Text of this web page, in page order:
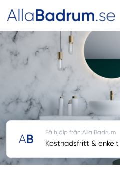
Få hjälp från Alla Badrum
Kostnadsfritt & enkelt